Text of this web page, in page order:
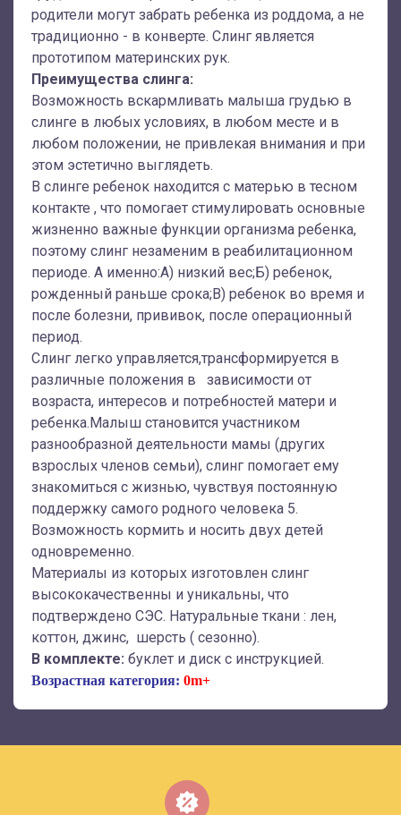
родители могут забрать ребенка из роддома, а не
традиционно - в конверте. Слинг является
прототипом материнских рук.
Преимущества слинга:
Возможность вскармливать малыша грудью в
слинге в любых условиях, в любом месте и в
любом положении, не привлекая внимания и при
этом эстетично выглядеть.
В слинге ребенок находится с матерью в тесном
контакте , что помогает стимулировать основные
жизненно важные функции организма ребенка,
поэтому слинг незаменим в реабилитационном
периоде. А именно:А) низкий вес;Б) ребенок,
рожденный раньше срока;В) ребенок во время и
после болезни, прививок, после операционный
период.
Слинг легко управляется,трансформируется в
различные положения в зависимости от
возраста, интересов и потребностей матери и
ребенка.Малыш становится участником
разнообразной деятельности мамы (других
взрослых членов семьи), слинг помогает ему
знакомиться с жизнью, чувствуя постоянную
поддержку самого родного человека 5.
Возможность кормить и носить двух детей
одновременно.
Материалы из которых изготовлен слинг
высококачественны и уникальны, что
подтверждено СЭС. Натуральные ткани : лен,
коттон, джинс, шерсть ( сезонно).
В комплекте: буклет и диск с инструкцией.
Возрастная категория: 0m+